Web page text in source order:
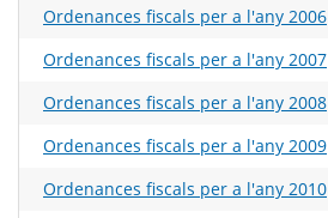
Ordenances fiscals per a l'any 2006
Ordenances fiscals per a l'any 2007
Ordenances fiscals per a l'any 2008
Ordenances fiscals per a l'any 2009
Ordenances fiscals per a l'any 2010